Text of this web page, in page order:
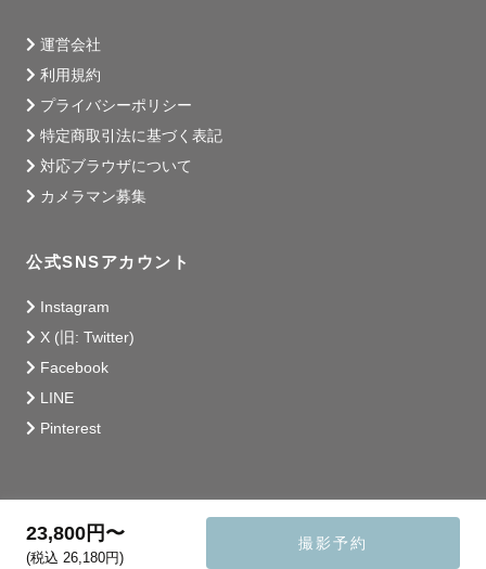
23,800円〜
(税込 26,180円)
撮影予約
運営会社
利用規約
プライバシーポリシー
特定商取引法に基づく表記
対応ブラウザについて
カメラマン募集
公式SNSアカウント
Instagram
X (旧: Twitter)
Facebook
LINE
Pinterest